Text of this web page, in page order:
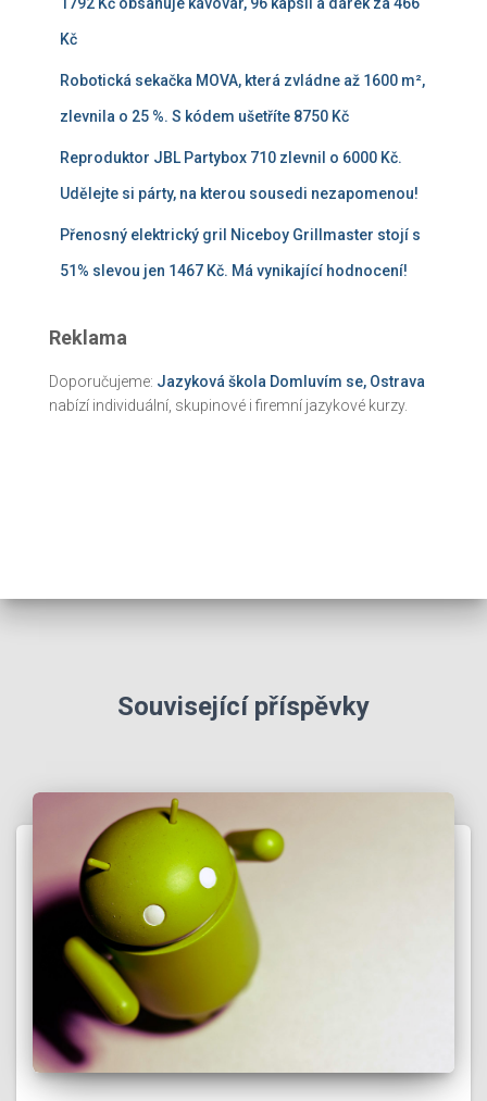
1792 Kč obsahuje kávovar, 96 kapslí a dárek za 466
Kč
Robotická sekačka MOVA, která zvládne až 1600 m²,
zlevnila o 25 %. S kódem ušetříte 8750 Kč
Reproduktor JBL Partybox 710 zlevnil o 6000 Kč.
Udělejte si párty, na kterou sousedi nezapomenou!
Přenosný elektrický gril Niceboy Grillmaster stojí s
51% slevou jen 1467 Kč. Má vynikající hodnocení!
Reklama
Doporučujeme: Jazyková škola Domluvím se, Ostrava
nabízí individuální, skupinové i firemní jazykové kurzy.
Související příspěvky